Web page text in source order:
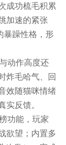
成功梳毛积累
加速的紧张
暴躁性格，形
动作高度还
炸毛哈气、回
效随猫咪情绪
实反馈。
功能，玩家
欲望；内置多